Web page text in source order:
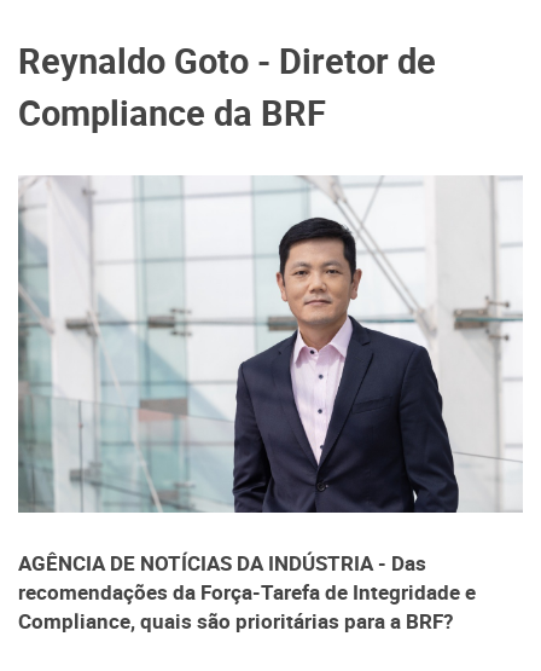
Reynaldo Goto - Diretor de
Compliance da BRF
AGÊNCIA DE NOTÍCIAS DA INDÚSTRIA - Das
recomendações da Força-Tarefa de Integridade e
Compliance, quais são prioritárias para a BRF?